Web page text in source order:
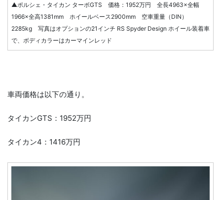
▲ポルシェ・タイカン ターボGTS 価格：1952万円 全長4963×全幅
1966×全高1381mm ホイールベース2900mm 空車重量（DIN）
2285kg 写真はオプションの21インチ RS Spyder Design ホイール装着車
で、ボディカラーはカーマインレッド
車両価格は以下の通り。
タイカンGTS：1952万円
タイカン4：1416万円